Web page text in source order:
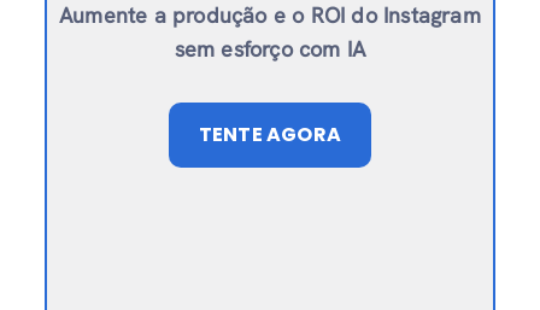
Aumente a produção e o ROI do Instagram
sem esforço com IA
TENTE AGORA